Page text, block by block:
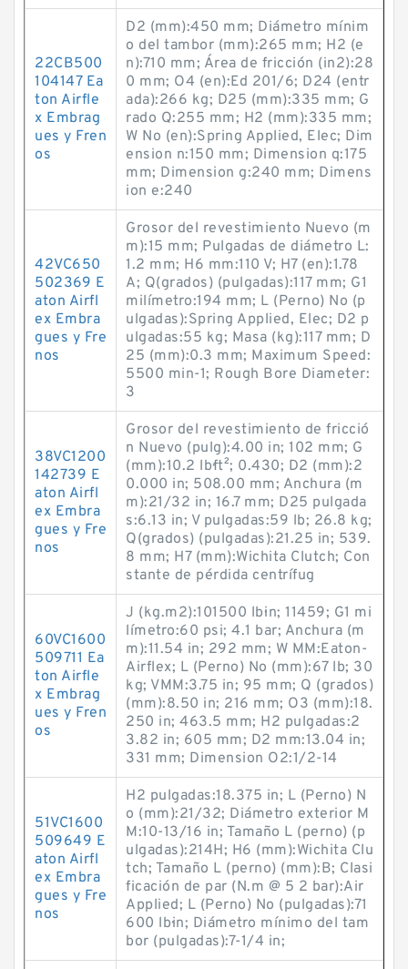
22CB500
104147 Ea
ton Airfle
x Embrag
ues y Fren
os
D2 (mm):450 mm; Diámetro mínim
o del tambor (mm):265 mm; H2 (e
n):710 mm; Área de fricción (in2):28
0 mm; O4 (en):Ed 201/6; D24 (entr
ada):266 kg; D25 (mm):335 mm; G
rado Q:255 mm; H2 (mm):335 mm;
W No (en):Spring Applied, Elec; Dim
ension n:150 mm; Dimension q:175
mm; Dimension g:240 mm; Dimens
ion e:240
42VC650
502369 E
aton Airfl
ex Embra
gues y Fre
nos
Grosor del revestimiento Nuevo (m
m):15 mm; Pulgadas de diámetro L:
1.2 mm; H6 mm:110 V; H7 (en):1.78
A; Q(grados) (pulgadas):117 mm; G1
milímetro:194 mm; L (Perno) No (p
ulgadas):Spring Applied, Elec; D2 p
ulgadas:55 kg; Masa (kg):117 mm; D
25 (mm):0.3 mm; Maximum Speed:
5500 min-1; Rough Bore Diameter:
3
38VC1200
142739 E
aton Airfl
ex Embra
gues y Fre
nos
Grosor del revestimiento de fricció
n Nuevo (pulg):4.00 in; 102 mm; G
(mm):10.2 lb·ft²; 0.430; D2 (mm):2
0.000 in; 508.00 mm; Anchura (m
m):21/32 in; 16.7 mm; D25 pulgada
s:6.13 in; V pulgadas:59 lb; 26.8 kg;
Q(grados) (pulgadas):21.25 in; 539.
8 mm; H7 (mm):Wichita Clutch; Con
stante de pérdida centrífug
60VC1600
509711 Ea
ton Airfle
x Embrag
ues y Fren
os
J (kg.m2):101500 lb·in; 11459; G1 mi
límetro:60 psi; 4.1 bar; Anchura (m
m):11.54 in; 292 mm; W MM:Eaton-
Airflex; L (Perno) No (mm):67 lb; 30
kg; VMM:3.75 in; 95 mm; Q (grados)
(mm):8.50 in; 216 mm; O3 (mm):18.
250 in; 463.5 mm; H2 pulgadas:2
3.82 in; 605 mm; D2 mm:13.04 in;
331 mm; Dimension O2:1/2-14
51VC1600
509649 E
aton Airfl
ex Embra
gues y Fre
nos
H2 pulgadas:18.375 in; L (Perno) N
o (mm):21/32; Diámetro exterior M
M:10-13/16 in; Tamaño L (perno) (p
ulgadas):214H; H6 (mm):Wichita Clu
tch; Tamaño L (perno) (mm):B; Clasi
ficación de par (N.m @ 5 2 bar):Air
Applied; L (Perno) No (pulgadas):71
600 lb·in; Diámetro mínimo del tam
bor (pulgadas):7-1/4 in;